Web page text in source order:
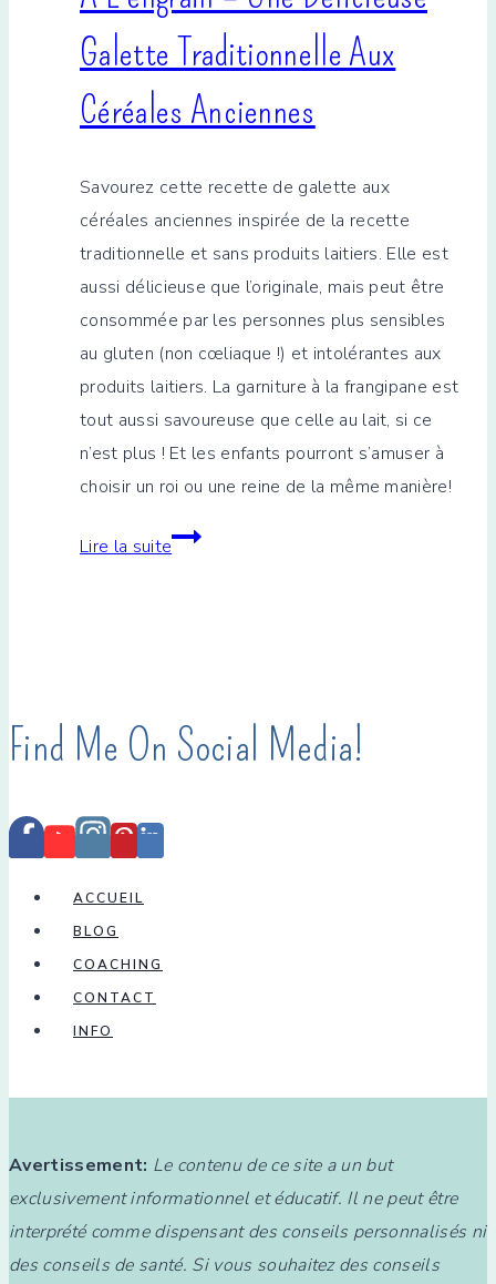
Galette Traditionnelle Aux
Céréales Anciennes
Savourez cette recette de galette aux
céréales anciennes inspirée de la recette
traditionnelle et sans produits laitiers. Elle est
aussi délicieuse que l’originale, mais peut être
consommée par les personnes plus sensibles
au gluten (non cœliaque !) et intolérantes aux
produits laitiers. La garniture à la frangipane est
tout aussi savoureuse que celle au lait, si ce
n’est plus ! Et les enfants pourront s’amuser à
choisir un roi ou une reine de la même manière!
Lire la suiteRecette
à
l’engrain
Find Me On Social Media!
ACCUEIL
BLOG
COACHING
CONTACT
INFO
Avertissement: Le contenu de ce site a un but
exclusivement informationnel et éducatif. Il ne peut être
interprété comme dispensant des conseils personnalisés ni
des conseils de santé. Si vous souhaitez des conseils